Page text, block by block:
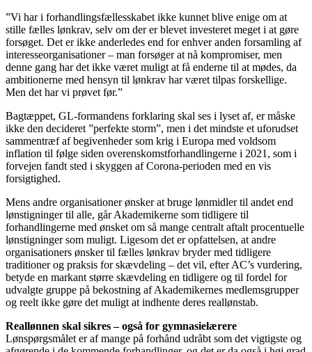
”Vi har i forhandlingsfællesskabet ikke kunnet blive enige om at
stille fælles lønkrav, selv om der er blevet investeret meget i at gøre
forsøget. Det er ikke anderledes end for enhver anden forsamling af
interesseorganisationer – man forsøger at nå kompromiser, men
denne gang har det ikke været muligt at få enderne til at mødes, da
ambitionerne med hensyn til lønkrav har været tilpas forskellige.
Men det har vi prøvet før.”
Bagtæppet, GL-formandens forklaring skal ses i lyset af, er måske
ikke den decideret ”perfekte storm”, men i det mindste et uforudset
sammentræf af begivenheder som krig i Europa med voldsom
inflation til følge siden overenskomstforhandlingerne i 2021, som i
forvejen fandt sted i skyggen af Corona-perioden med en vis
forsigtighed.
Mens andre organisationer ønsker at bruge lønmidler til andet end
lønstigninger til alle, går Akademikerne som tidligere til
forhandlingerne med ønsket om så mange centralt aftalt procentuelle
lønstigninger som muligt. Ligesom det er opfattelsen, at andre
organisationers ønsker til fælles lønkrav bryder med tidligere
traditioner og praksis for skævdeling – det vil, efter AC’s vurdering,
betyde en markant større skævdeling en tidligere og til fordel for
udvalgte gruppe på bekostning af Akademikernes medlemsgrupper
og reelt ikke gøre det muligt at indhente deres reallønstab.
Reallønnen skal sikres – også for gymnasielærere
Lønspørgsmålet er af mange på forhånd udråbt som det vigtigste og